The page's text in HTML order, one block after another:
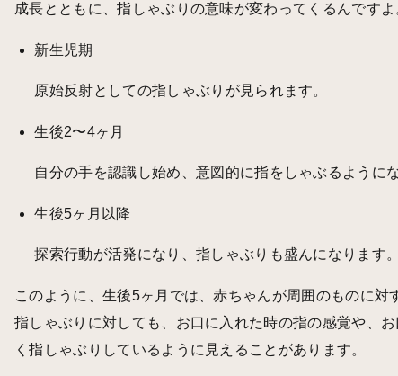
成長とともに、指しゃぶりの意味が変わってくるんですよ
新生児期
原始反射としての指しゃぶりが見られます。
生後2〜4ヶ月
自分の手を認識し始め、意図的に指をしゃぶるように
生後5ヶ月以降
探索行動が活発になり、指しゃぶりも盛んになります。
このように、生後5ヶ月では、赤ちゃんが周囲のものに対
指しゃぶりに対しても、お口に入れた時の指の感覚や、
く指しゃぶりしているように見えることがあります。